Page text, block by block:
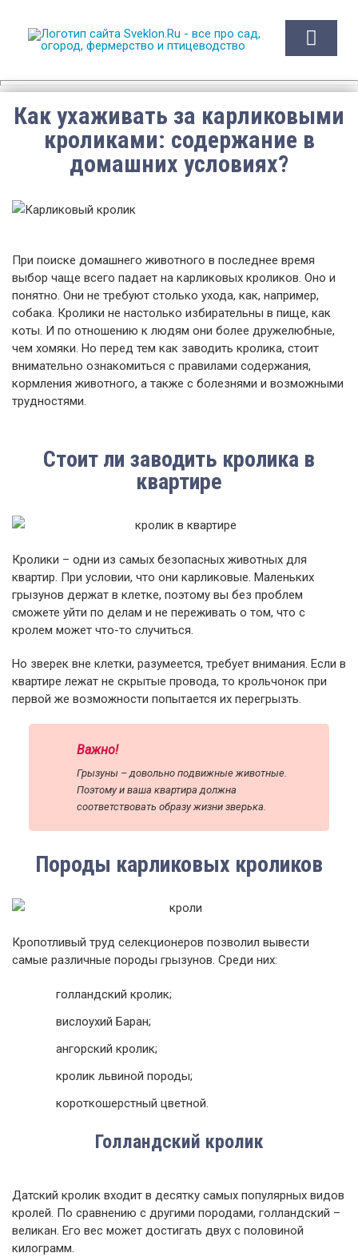
Sveklon.Ru – все про сад,
огород, фермерство и
птицеводство
Как ухаживать за карликовыми
кроликами: содержание в
домашних условиях?
При поиске домашнего животного в последнее время
выбор чаще всего падает на карликовых кроликов. Оно и
понятно. Они не требуют столько ухода, как, например,
собака. Кролики не настолько избирательны в пище, как
коты. И по отношению к людям они более дружелюбные,
чем хомяки. Но перед тем как заводить кролика, стоит
внимательно ознакомиться с правилами содержания,
кормления животного, а также с болезнями и возможными
трудностями.
Стоит ли заводить кролика в
квартире
Кролики – одни из самых безопасных животных для
квартир. При условии, что они карликовые. Маленьких
грызунов держат в клетке, поэтому вы без проблем
сможете уйти по делам и не переживать о том, что с
кролем может что-то случиться.
Но зверек вне клетки, разумеется, требует внимания. Если в
квартире лежат не скрытые провода, то крольчонок при
первой же возможности попытается их перегрызть.
Важно!
Грызуны – довольно подвижные животные.
Поэтому и ваша квартира должна
соответствовать образу жизни зверька.
Породы карликовых кроликов
Кропотливый труд селекционеров позволил вывести
самые различные породы грызунов. Среди них:
голландский кролик;
вислоухий Баран;
ангорский кролик;
кролик львиной породы;
короткошерстный цветной.
Голландский кролик
Датский кролик входит в десятку самых популярных видов
кролей. По сравнению с другими породами, голландский –
великан. Его вес может достигать двух с половиной
килограмм.